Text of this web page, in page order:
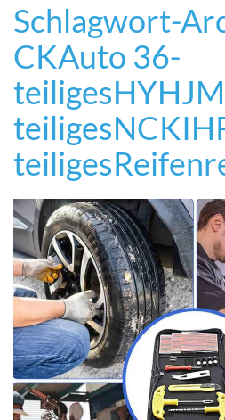
Schlagwort-
CKAuto 36-
teiliges
teiliges
teiliges